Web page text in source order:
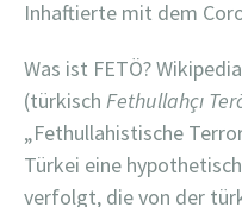
Inhaftierte mit dem
Was ist FETÖ?
(türkisch Fethullahçı
„Fethullahistische
Türkei eine
verfolgt, die von der